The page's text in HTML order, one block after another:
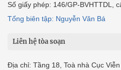
Số giấy phép: 146/GP-BVHTTDL,
Tổng biên tập: Nguyễn Văn Bá
Liên hệ tòa soạn
Địa chỉ: Tầng 18, Toà nhà Cục